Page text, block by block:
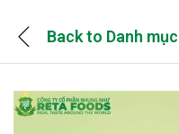
Back to Danh mục